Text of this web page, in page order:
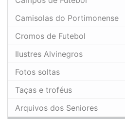
Camisolas do Portimonense
Cromos de Futebol
Ilustres Alvinegros
Fotos soltas
Taças e troféus
Arquivos dos Seniores